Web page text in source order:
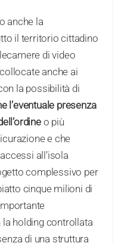
anche la
il territorio cittadino
di video
anche ai
la possibilità di
l’eventuale presenza
o più
e che
all’isola
complessivo per
cinque milioni di
holding controllata
di una struttura